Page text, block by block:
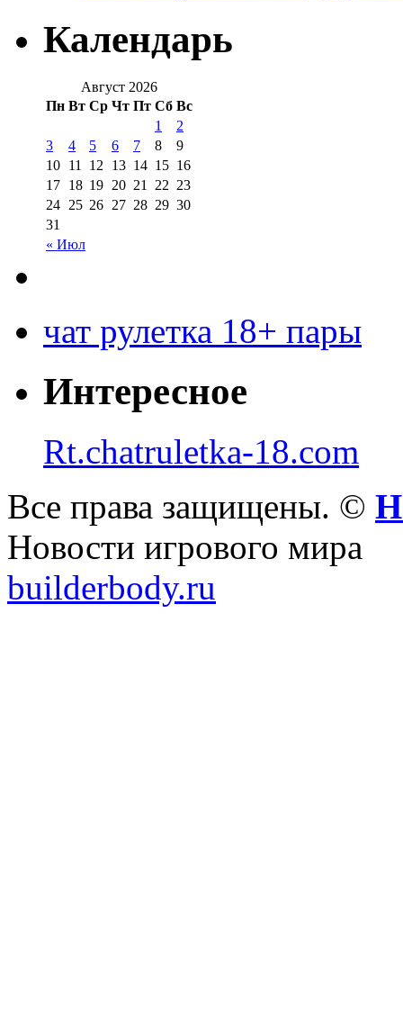
Календарь
Август 2026
Пн Вт Ср Чт Пт Сб Вс
« Июл
1
2
3
4 5 6 7 8
9
10 11 12 13 14 15 16
17 18 19 20 21 22 23
24 25 26 27 28 29 30
31
чат рулетка 18+ пары
Интересное
Rt.chatruletka-18.com
Все права защищены. ©
Новости игрового мира
builderbody.ru